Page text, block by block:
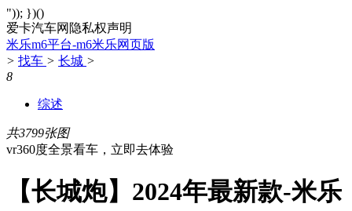
")); })()
爱卡汽车网隐私权声明
米乐m6平台-m6米乐网页版
> 找车 > 长城 >
8
综述
共3799张图
vr360度全景看车，立即去体验
【长城炮】2024年最新款-米乐